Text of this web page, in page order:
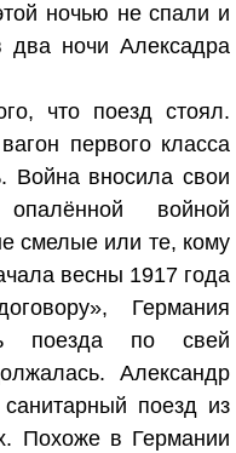
ночью не спали и
два ночи Алексадра
что поезд стоял.
первого класса
Война вносила свои
войной
смелые или те, кому
весны 1917 года
Германия
поезда по свей
Александр
поезд из
Похоже в Германии